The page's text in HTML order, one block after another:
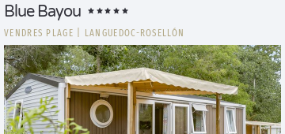
Blue Bayou
VENDRES PLAGE LANGUEDOC-ROSELLÓN